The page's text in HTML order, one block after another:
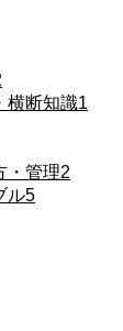
横断知識1
・管理2
ル5